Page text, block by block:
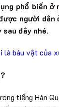
phổ biến
người
đây nhé.
là báu vật của
tiếng Hàn